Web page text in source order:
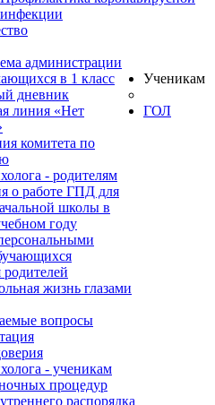
инфекции
администрации
в 1 класс
дневник
линия «Нет
комитета по
- родителям
о работе ГПД для
школы в
году
жизнь глазами
вопросы
Ученикам
- ученикам
процедур
распорядка
ГОЛ